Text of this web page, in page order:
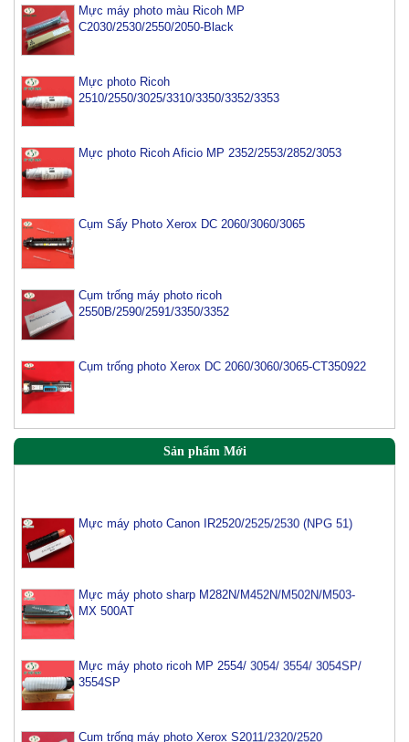
Mực máy photo màu Ricoh MP
C2030/2530/2550/2050-Black
Mực photo Ricoh
2510/2550/3025/3310/3350/3352/3353
Mực photo Ricoh Aficio MP 2352/2553/2852/3053
Cụm Sấy Photo Xerox DC 2060/3060/3065
Cụm trống máy photo ricoh
2550B/2590/2591/3350/3352
Cụm trống photo Xerox DC 2060/3060/3065-CT350922
Sản phẩm Mới
MX 500AT
3554SP